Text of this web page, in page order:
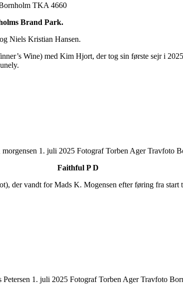
Brand Park.
Niels Kristian Hansen.
Wine) med Kim Hjort, der tog sin første sejr i
Faithful P D
der vandt for Mads K. Mogensen efter føring fra